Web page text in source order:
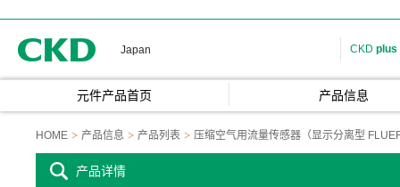
Japan CKD plus
元件产品首页 产品信息
HOME 产品信息 产品列表 压缩空气用流量传感器（显示分离型
产品详情